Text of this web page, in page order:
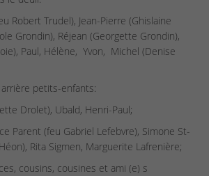
Robert Trudel), Jean-Pierre (Ghislaine
Grondin), Réjean (Georgette Grondin),
Paul, Hélène, Yvon, Michel (Denise
petits-enfants:
Drolet), Ubald, Henri-Paul;
Parent (feu Gabriel Lefebvre), Simone St-
Rita Sigmen, Marguerite Lafrenière;
cousins, cousines et ami (e) s